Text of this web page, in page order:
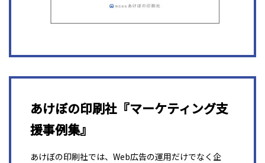
あけぼの印刷社『マーケティング支
援事例集』
あけぼの印刷社では、Web広告の運用だけでなく企